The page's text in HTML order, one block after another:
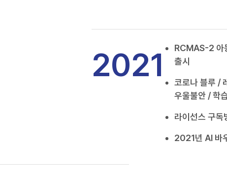
2021
RCMAS-2 아
출시
코로나 블루 /
우울불안 / 학
라이선스 구독
2021년 AI 바